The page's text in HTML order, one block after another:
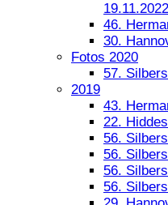
19.11.2022
46.
30.
Fotos 2020
57.
2019
43.
22.
56.
56.
56.
56.